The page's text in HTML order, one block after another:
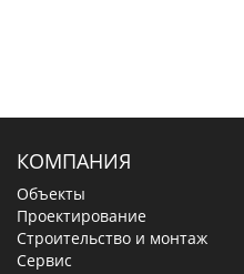
КОМПАНИЯ
Объекты
Проектирование
Строительство и монтаж
Сервис